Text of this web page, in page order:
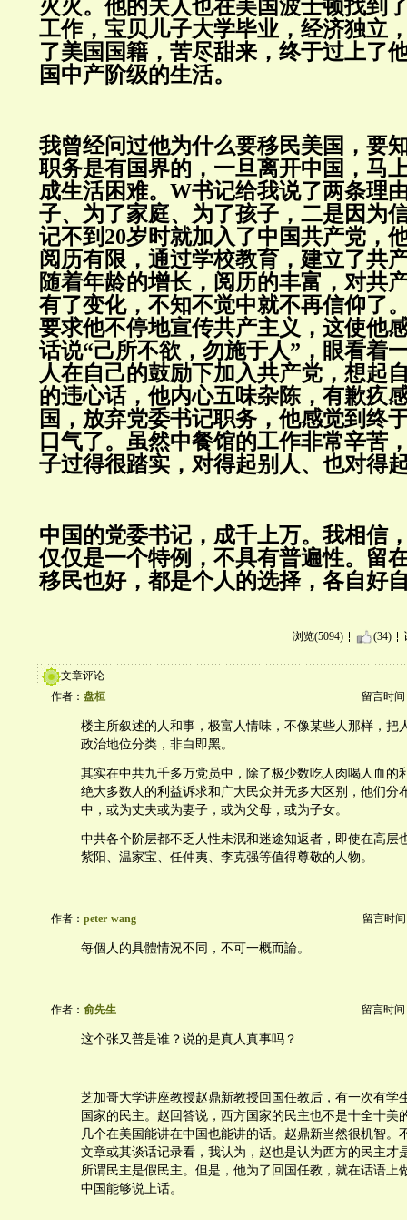
火火。他的夫人也在美国波士顿找到
工作，宝贝儿子大学毕业，经济独立
了美国国籍，苦尽甜来，终于过上了
国中产阶级的生活。
我曾经问过他为什么要移民美国，要
职务是有国界的，一旦离开中国，马
成生活困难。W书记给我说了两条理
子、为了家庭、为了孩子，二是因为
记不到20岁时就加入了中国共产党，
阅历有限，通过学校教育，建立了共
随着年龄的增长，阅历的丰富，对共
有了变化，不知不觉中就不再信仰了
要求他不停地宣传共产主义，这使他
话说“己所不欲，勿施于人”，眼看着
人在自己的鼓励下加入共产党，想起
的违心话，他内心五味杂陈，有歉疚
国，放弃党委书记职务，他感觉到终
口气了。虽然中餐馆的工作非常辛苦
子过得很踏实，对得起别人、也对得
中国的党委书记，成千上万。我相信
仅仅是一个特例，不具有普遍性。留
移民也好，都是个人的选择，各自好
浏览(5094) (34)
文章评论
作者： 盘桓 留言时间
楼主所叙述的人和事，极富人情味，不像某些人那样，把
政治地位分类，非白即黑。
其实在中共九千多万党员中，除了极少数吃人肉喝人血的
绝大多数人的利益诉求和广大民众并无多大区别，他们分
中，或为丈夫或为妻子，或为父母，或为子女。
中共各个阶层都不乏人性未泯和迷途知返者，即使在高层
紫阳、温家宝、任仲夷、李克强等值得尊敬的人物。
作者： peter-wang 留言时间
每個人的具體情況不同，不可一概而論。
作者： 俞先生 留言时间
这个张又普是谁？说的是真人真事吗？
芝加哥大学讲座教授赵鼎新教授回国任教后，有一次有学
国家的民主。赵回答说，西方国家的民主也不是十全十美
几个在美国能讲在中国也能讲的话。赵鼎新当然很机智。
文章或其谈话记录看，我认为，赵也是认为西方的民主才
所谓民主是假民主。但是，他为了回国任教，就在话语上
中国能够说上话。